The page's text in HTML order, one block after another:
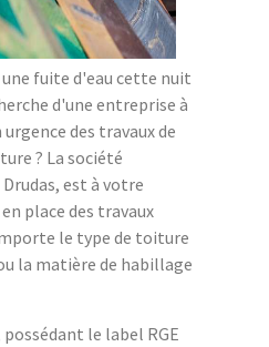
une fuite d'eau cette nuit
d'une entreprise à
des travaux de
? La société
est à votre
place des travaux
le type de toiture
la matière de habillage
le label RGE